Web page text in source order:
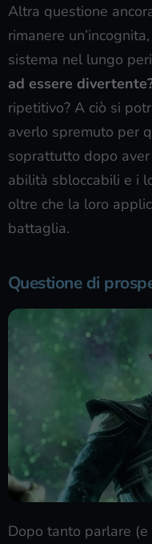
Altra questione
rimanere
sistema nel lungo
ad essere
ripetitivo? A ciò si
averlo spremuto per
soprattutto dopo
abilità sbloccabili e i
oltre che la loro
battaglia.
Questione di
Dopo tanto parlare